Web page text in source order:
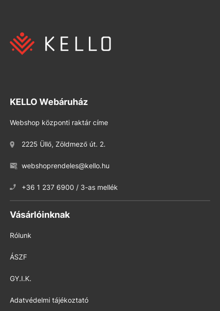
KELLO Webáruház
Webshop központi raktár címe
2225 Üllő, Zöldmező út. 2.
webshoprendeles@kello.hu
+36 1 237 6900 / 3-as mellék
Vásárlóinknak
Rólunk
ÁSZF
GY.I.K.
Adatvédelmi tájékoztató